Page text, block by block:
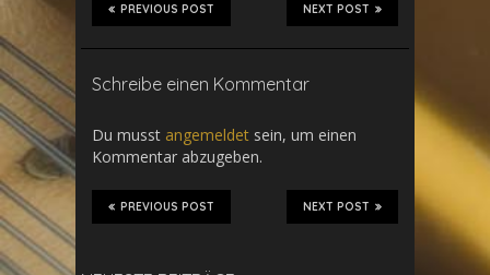
NEXT POST
PREVIOUS POST
Schreibe einen Kommentar
Du musst angemeldet sein, um einen
Kommentar abzugeben.
NEXT POST
PREVIOUS POST